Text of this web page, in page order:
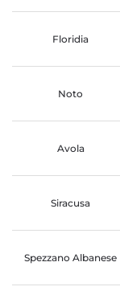
Floridia
Noto
Avola
Siracusa
Spezzano Albanese